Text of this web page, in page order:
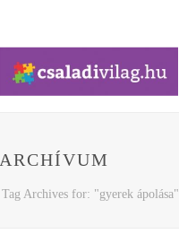
ARCHÍVUM
Tag Archives for: "gyerek ápolása"